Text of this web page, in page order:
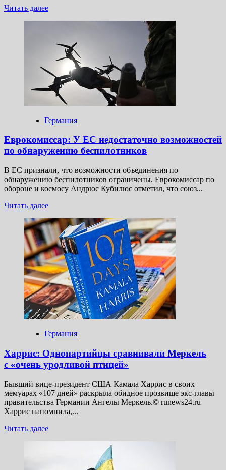
Читать далееПрочитать
Харрис
назвала
в мемуарах
«107
дней»
обидное
прозвище
Меркель
Германия
Еврокомиссар: У ЕС недостаточно возможностей
по обнаружению беспилотников
В ЕС признали, что возможности объединения по
обнаружению беспилотников ограничены. Еврокомиссар по
обороне и космосу Андрюс Кубилюс отметил, что союз...
Читать далееПрочитать
о
Еврокомиссар:
У ЕС недостаточно
возможностей
по обнаружению
беспилотников
Германия
Харрис: Однопартийцы сравнивали Меркель
с «очень уродливой птицей»
Бывший вице-президент США Камала Харрис в своих
мемуарах «107 дней» раскрыла обидное прозвище экс-главы
правительства Германии Ангелы Меркель.© runews24.ru
Харрис напомнила,...
Читать далееПрочитать
Однопартийцы